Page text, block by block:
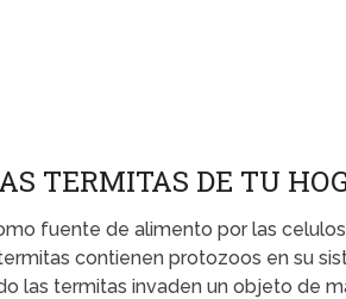
TERMITAS DE TU
fuente de alimento por las
contienen protozoos en su
las termitas invaden un objeto de